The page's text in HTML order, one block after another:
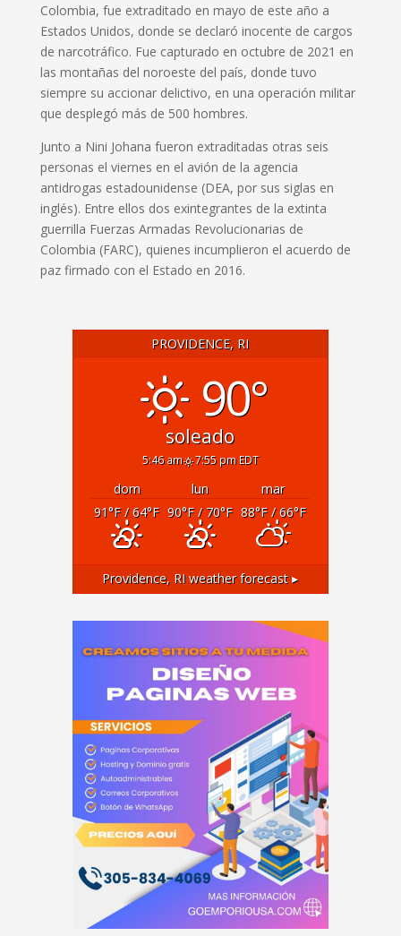
Colombia, fue extraditado en mayo de este año a
Estados Unidos, donde se declaró inocente de cargos
de narcotráfico. Fue capturado en octubre de 2021 en
las montañas del noroeste del país, donde tuvo
siempre su accionar delictivo, en una operación militar
que desplegó más de 500 hombres.
Junto a Nini Johana fueron extraditadas otras seis
personas el viernes en el avión de la agencia
antidrogas estadounidense (DEA, por sus siglas en
inglés). Entre ellos dos exintegrantes de la extinta
guerrilla Fuerzas Armadas Revolucionarias de
Colombia (FARC), quienes incumplieron el acuerdo de
paz firmado con el Estado en 2016.
PROVIDENCE, RI
90°
soleado
5:46 am 7:55 pm EDT
dom lun
mar
91°F/ 64°F 90°F/ 70°F 88°F/ 66°F
Providence, RI weather forecast ▸